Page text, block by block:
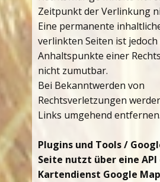
Zeitpunkt der Verlinkung
Eine permanente
verlinkten Seiten ist
Anhaltspunkte einer
nicht zumutbar.
Bei Bekanntwerden von
Rechtsverletzungen
Links umgehend entfernen.
Plugins und Tools /
Seite nutzt über eine API
Kartendienst Google